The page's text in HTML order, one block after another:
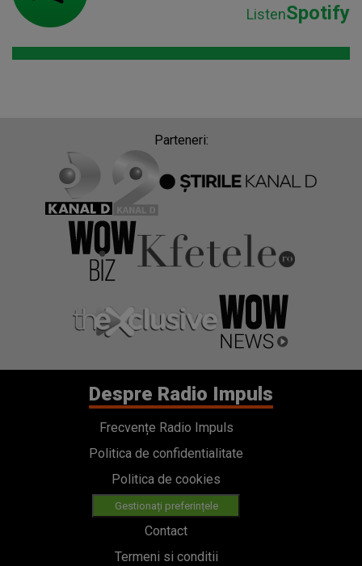
ListenSpotify
Parteneri:
Despre Radio Impuls
Frecvențe Radio Impuls
Politica de confidentialitate
Politica de cookies
Gestionați preferințele
Contact
Termeni si conditii